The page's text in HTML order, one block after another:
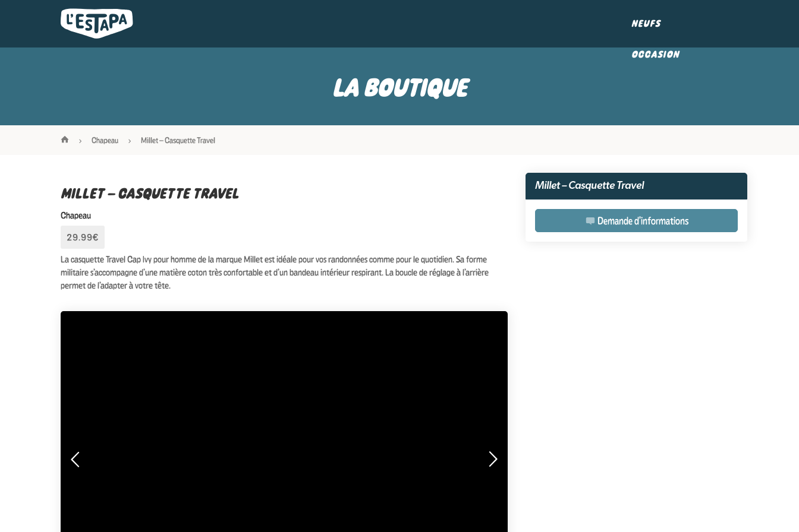
NEUFS
OCCASION
LA BOUTIQUE
Chapeau Millet – Casquette Travel
MILLET – CASQUETTE TRAVEL
Chapeau
29.99€
La casquette Travel Cap Ivy pour homme de la marque Millet est idéale pour vos randonnées comme pour le quotidien. Sa forme
militaire s’accompagne d’une matière coton très confortable et d’un bandeau intérieur respirant. La boucle de réglage à l’arrière
permet de l’adapter à votre tête.
Millet – Casquette Travel
Demande d'informations